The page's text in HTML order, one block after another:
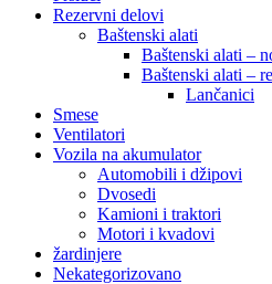
Rezervni delovi
Baštenski alati
Baštenski alati –
Baštenski alati –
Lančanici
Smese
Ventilatori
Vozila na akumulator
Automobili i džipovi
Dvosedi
Kamioni i traktori
Motori i kvadovi
žardinjere
Nekategorizovano